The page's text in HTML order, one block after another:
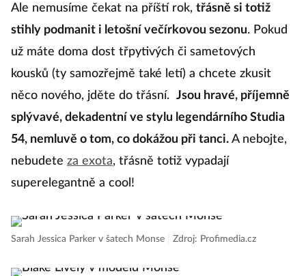
Ale nemusíme čekat na příští rok, třásně si totiž
stihly podmanit i letošní večírkovou sezonu. Pokud
už máte doma dost třpytivých či sametových
kousků (ty samozřejmě také letí) a chcete zkusit
něco nového, jděte do třásní. Jsou hravé, příjemně
splývavé, dekadentní ve stylu legendárního Studia
54, nemluvě o tom, co dokážou při tanci. A nebojte,
nebudete za exota, třásně totiž vypadají
superelegantně a cool!
Sarah Jessica Parker v šatech Monse Zdroj: Profimedia.cz